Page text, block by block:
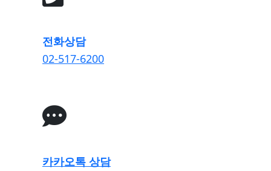
전화상담
02-517-6200
카카오톡 상담